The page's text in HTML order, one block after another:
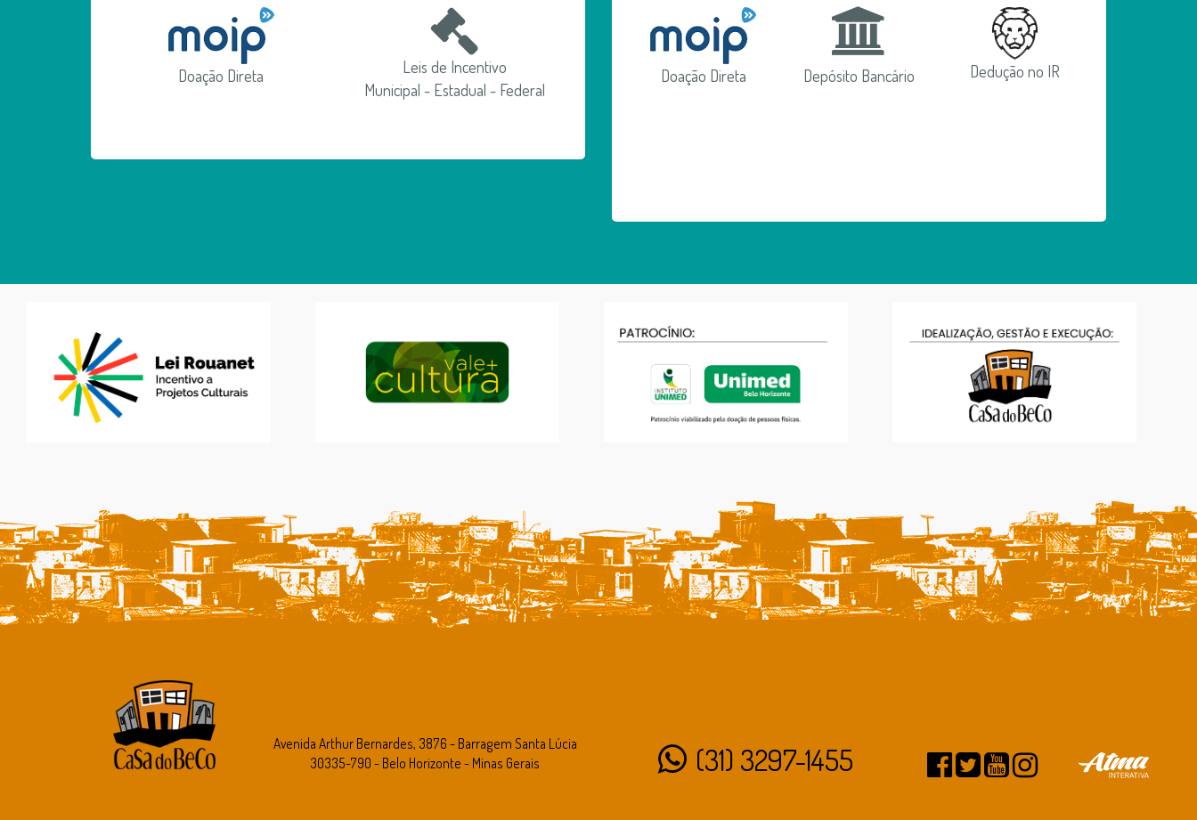
Doação Direta
Leis de Incentivo
Municipal - Estadual - Federal
Doação Direta Depósito Bancário Dedução no IR
Avenida Arthur Bernardes, 3876 - Barragem Santa Lúcia
30335-790 - Belo Horizonte - Minas Gerais
(31) 3297-1455